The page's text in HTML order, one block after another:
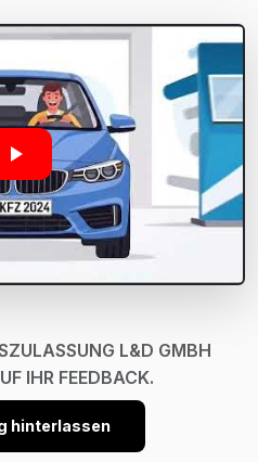
L&D GMBH
IHR FEEDBACK.
hinterlassen